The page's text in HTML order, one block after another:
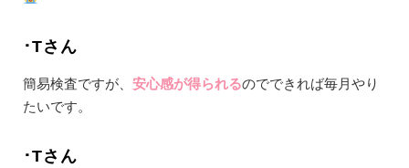
･Tさん
簡易検査ですが、 安心感が得られるのでできれば毎月やり
たいです。
･Tさん